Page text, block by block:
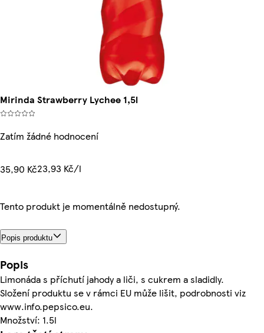
Mirinda Strawberry Lychee 1,5l
Zatím žádné hodnocení
35,90 Kč23,93 Kč/l
Tento produkt je momentálně nedostupný.
Popis produktu
Popis
Limonáda s příchutí jahody a liči, s cukrem a sladidly.
Složení produktu se v rámci EU může lišit, podrobnosti viz
www.info.pepsico.eu.
Množství: 1.5l